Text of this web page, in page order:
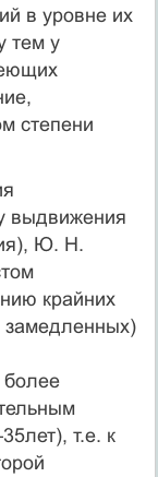
в уровне их
тем у
степени
выдвижения
Ю. Н.
крайних
замедленных)
т.е. к